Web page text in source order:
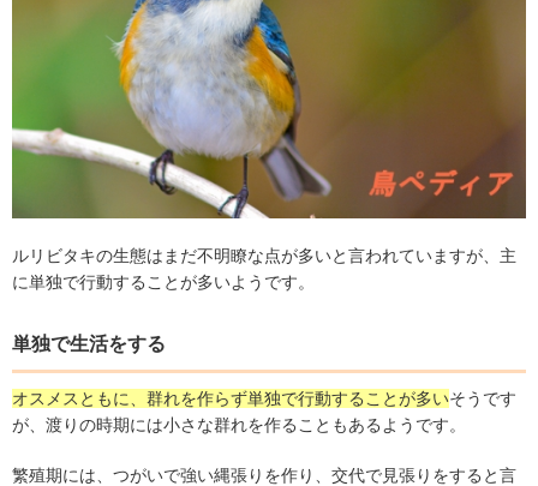
ルリビタキの生態はまだ不明瞭な点が多いと言われていますが、主
に単独で行動することが多いようです。
単独で生活をする
オスメスともに、群れを作らず単独で行動することが多いそうです
が、渡りの時期には小さな群れを作ることもあるようです。
繁殖期には、つがいで強い縄張りを作り、交代で見張りをすると言